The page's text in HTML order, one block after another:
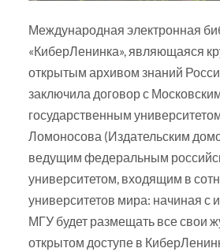
Международная электронная
«КиберЛенинка», являющаяся
открытым архивом знаний
заключила договор с
государственным
Ломоносова (Издательским
ведущим федеральным
университетом, входящим в
университетов мира: начиная с
МГУ будет размещать все свои
открытом доступе в